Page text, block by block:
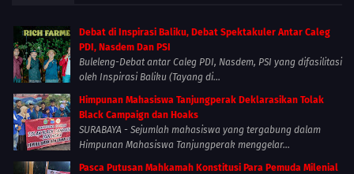
Debat di Inspirasi Baliku, Debat Spektakuler Antar Caleg
PDI, Nasdem Dan PSI
Buleleng-Debat antar Caleg PDI, Nasdem, PSI yang difasilitasi
oleh Inspirasi Baliku (Tayang di...
Himpunan Mahasiswa Tanjungperak Deklarasikan Tolak
Black Campaign dan Hoaks
SURABAYA - Sejumlah mahasiswa yang tergabung dalam
Himpunan Mahasiswa Tanjungperak menggelar...
Pasca Putusan Mahkamah Konstitusi Para Pemuda Milenial